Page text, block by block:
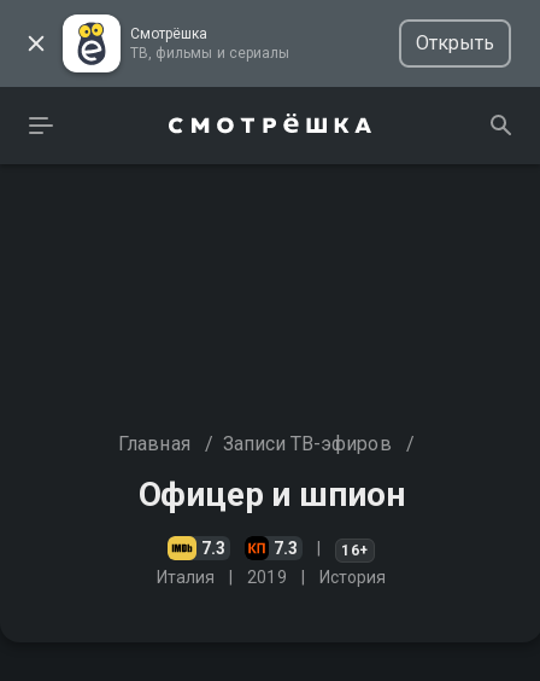
Смотрёшка
ТВ, фильмы и сериалы
Открыть
Главная / Записи ТВ-эфиров /
Офицер и шпион
7.3 7.3 16+
Италия 2019 История